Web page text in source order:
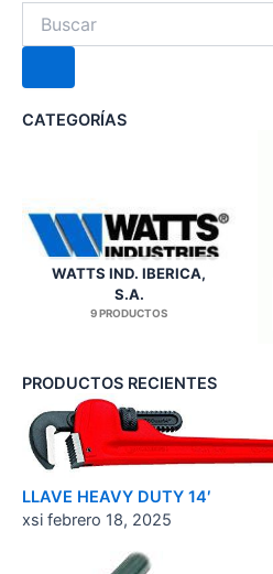
CATEGORÍAS
WATTS IND. IBERICA,
S.A.
9 PRODUCTOS
PRODUCTOS RECIENTES
LLAVE HEAVY DUTY 14′
xsi febrero 18, 2025